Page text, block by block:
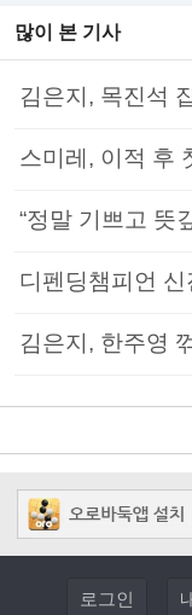
많이 본 기사
김은지, 목진석
스미레, 이적 후
“정말 기쁘고 뜻
디펜딩챔피언
김은지, 한주영
로그인